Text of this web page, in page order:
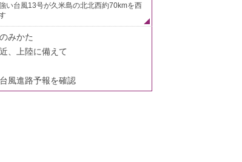
い台風13号が久米島の北北西約70kmを西
みかた
、上陸に備えて
風進路予報を確認